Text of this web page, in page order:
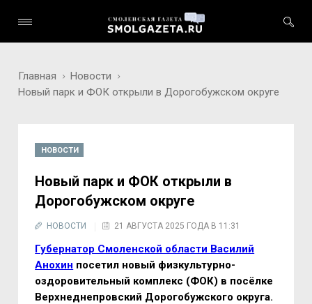
Главная
Новости
Новый парк и ФОК открыли в Дорогобужском округе
НОВОСТИ
Новый парк и ФОК открыли в
Дорогобужском округе
НОВОСТИ 21 АВГУСТА 2025 ГОДА В 11:31
Губернатор Смоленской области Василий
Анохин посетил новый физкультурно-
оздоровительный комплекс (ФОК) в посёлке
Верхнеднепровский Дорогобужского округа.